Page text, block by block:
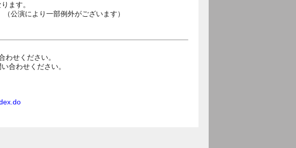
ます。
（公演により一部例外がございます）
せください。
合わせください。